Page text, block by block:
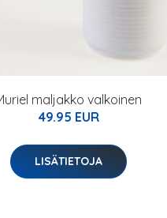
maljakko valkoinen
49.95 EUR
LISÄTIETOJA